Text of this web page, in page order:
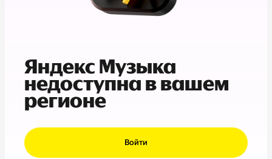
Яндекс Музыка
недоступна в вашем
регионе
Войти